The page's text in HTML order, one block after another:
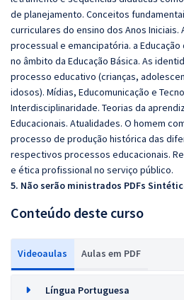
de planejamento. Conceitos
curriculares do ensino dos Anos Iniciais.
processual e emancipatória. a Educação
no âmbito da Educação Básica. As
processo educativo (crianças,
idosos). Mídias, Educomunicação e
Interdisciplinaridade. Teorias da
Educacionais. Atualidades. O homem
processo de produção histórica das
respectivos processos educacionais.
e ética profissional no serviço público.
5. Não serão ministrados PDFs
Conteúdo deste curso
Videoaulas Aulas em PDF
Língua Portuguesa